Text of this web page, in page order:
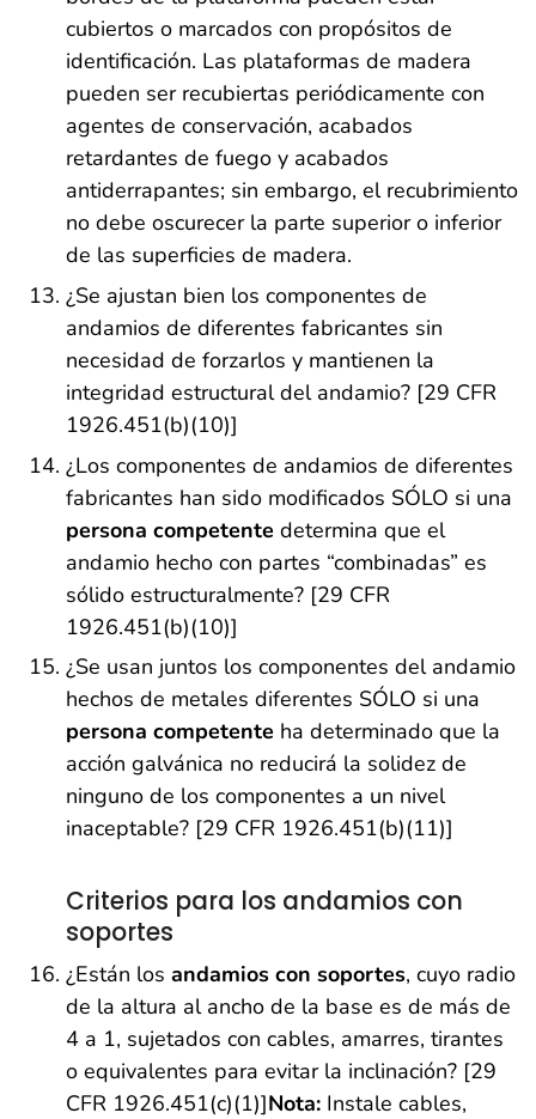
cubiertos o marcados con propósitos de
identificación. Las plataformas de madera
pueden ser recubiertas periódicamente con
agentes de conservación, acabados
retardantes de fuego y acabados
antiderrapantes; sin embargo, el recubrimiento
no debe oscurecer la parte superior o inferior
de las superficies de madera.
¿Se ajustan bien los componentes de
andamios de diferentes fabricantes sin
necesidad de forzarlos y mantienen la
integridad estructural del andamio? [29 CFR
1926.451(b)(10)]
¿Los componentes de andamios de diferentes
fabricantes han sido modificados SÓLO si una
persona competente determina que el
andamio hecho con partes “combinadas” es
sólido estructuralmente? [29 CFR
1926.451(b)(10)]
¿Se usan juntos los componentes del andamio
hechos de metales diferentes SÓLO si una
persona competente ha determinado que la
acción galvánica no reducirá la solidez de
ninguno de los componentes a un nivel
inaceptable? [29 CFR 1926.451(b)(11)]
Criterios para los andamios con
soportes
¿Están los andamios con soportes, cuyo radio
de la altura al ancho de la base es de más de
4 a 1, sujetados con cables, amarres, tirantes
o equivalentes para evitar la inclinación? [29
CFR 1926.451(c)(1)]Nota: Instale cables,